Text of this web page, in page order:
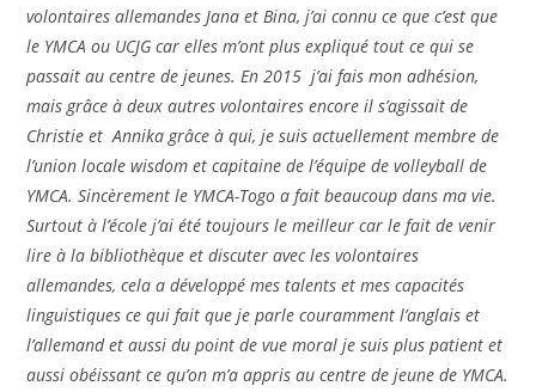
volontaires allemandes Jana et Bina, j’ai connu ce que c’est que
le YMCA ou UCJG car elles m’ont plus expliqué tout ce qui se
passait au centre de jeunes. En 2015 j’ai fais mon adhésion,
mais grâce à deux autres volontaires encore il s’agissait de
Christie et Annika grâce à qui, je suis actuellement membre de
l’union locale wisdom et capitaine de l’équipe de volleyball de
YMCA. Sincèrement le YMCA-Togo a fait beaucoup dans ma vie.
Surtout à l’école j’ai été toujours le meilleur car le fait de venir
lire à la bibliothèque et discuter avec les volontaires
allemandes, cela a développé mes talents et mes capacités
linguistiques ce qui fait que je parle couramment l’anglais et
l’allemand et aussi du point de vue moral je suis plus patient et
aussi obéissant ce qu’on m’a appris au centre de jeune de YMCA.